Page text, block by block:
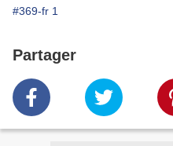
#369-fr 1
Partager